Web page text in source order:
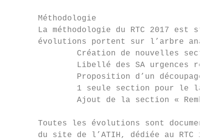
      Méthodologie
La méthodologie du RTC 2017 est
évolutions portent sur l’arbre
Création de nouvelles
Libellé des SA urgences
Proposition d’un découpage
1 seule section pour le
Ajout de la section «
Toutes les évolutions sont document
du site de l’ATIH, dédiée au RTC